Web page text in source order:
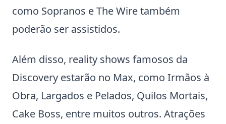
como Sopranos e The Wire também
poderão ser assistidos.
Além disso, reality shows famosos da
Discovery estarão no Max, como Irmãos à
Obra, Largados e Pelados, Quilos Mortais,
Cake Boss, entre muitos outros. Atrações